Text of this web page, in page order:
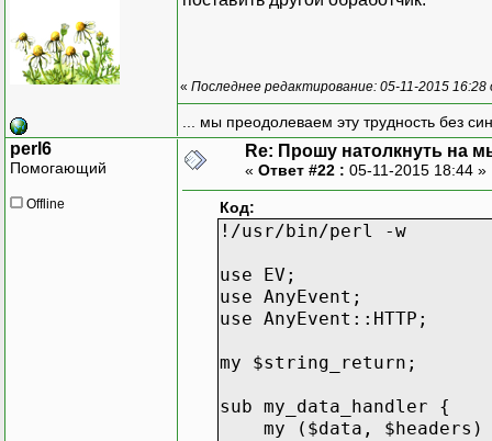
« Последнее редактирование: 05-11-2015 16:28
... мы преодолеваем эту трудность без
perl6
Помогающий
Offline
Re: Прошу натолкнуть на
« Ответ #22 : 05-11-2015 18:44 »
Код:
!/usr/bin/perl -w
use EV;
use AnyEvent;
use AnyEvent::HTTP;
my $string_return;
sub my_data_handler {
my ($data, $headers)